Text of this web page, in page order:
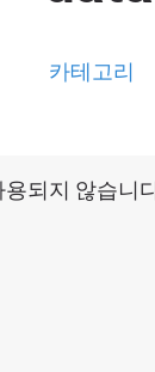
카테고리